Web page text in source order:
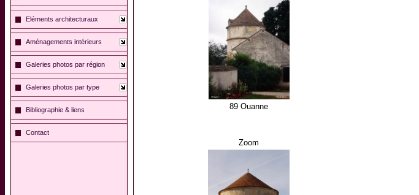
Eléments architecturaux
Aménagements intérieurs
Galeries photos par région
Galeries photos par type
Bibliographie & liens
Contact
89 Ouanne
Zoom